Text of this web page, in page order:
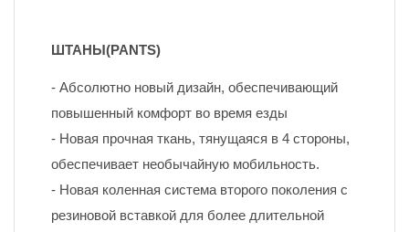
ШТАНЫ(PANTS)
- Абсолютно новый дизайн, обеспечивающий
повышенный комфорт во время езды
- Новая прочная ткань, тянущаяся в 4 стороны,
обеспечивает необычайную мобильность.
- Новая коленная система второго поколения с
резиновой вставкой для более длительной